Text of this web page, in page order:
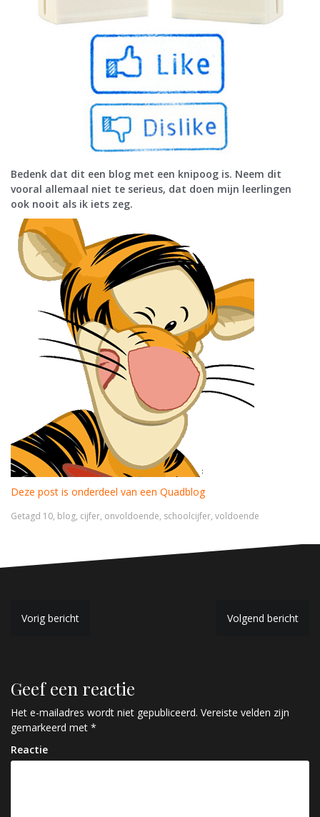
Bedenk dat dit een blog met een knipoog is. Neem dit
vooral allemaal niet te serieus, dat doen mijn leerlingen
ook nooit als ik iets zeg.
Deze post is onderdeel van een Quadblog
Getagd 10, blog, cijfer, onvoldoende, schoolcijfer, voldoende
B
i
c
h
t
Vorig bericht Volgend bericht
Geef een reactie
Het e-mailadres wordt niet gepubliceerd. Vereiste velden zijn
gemarkeerd met *
Reactie